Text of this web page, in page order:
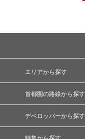
エリアから探す
首都圏の路線から探す
デベロッパーから探す